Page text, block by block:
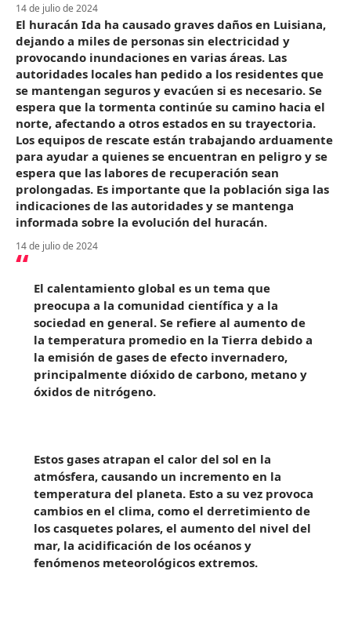
14 de julio de 2024
El huracán Ida ha causado graves daños en Luisiana,
dejando a miles de personas sin electricidad y
provocando inundaciones en varias áreas. Las
autoridades locales han pedido a los residentes que
se mantengan seguros y evacúen si es necesario. Se
espera que la tormenta continúe su camino hacia el
norte, afectando a otros estados en su trayectoria.
Los equipos de rescate están trabajando arduamente
para ayudar a quienes se encuentran en peligro y se
espera que las labores de recuperación sean
prolongadas. Es importante que la población siga las
indicaciones de las autoridades y se mantenga
informada sobre la evolución del huracán.
14 de julio de 2024
El calentamiento global es un tema que
preocupa a la comunidad científica y a la
sociedad en general. Se refiere al aumento de
la temperatura promedio en la Tierra debido a
la emisión de gases de efecto invernadero,
principalmente dióxido de carbono, metano y
óxidos de nitrógeno.
Estos gases atrapan el calor del sol en la
atmósfera, causando un incremento en la
temperatura del planeta. Esto a su vez provoca
cambios en el clima, como el derretimiento de
los casquetes polares, el aumento del nivel del
mar, la acidificación de los océanos y
fenómenos meteorológicos extremos.